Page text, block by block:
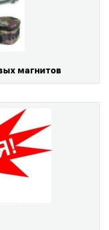
магнитов